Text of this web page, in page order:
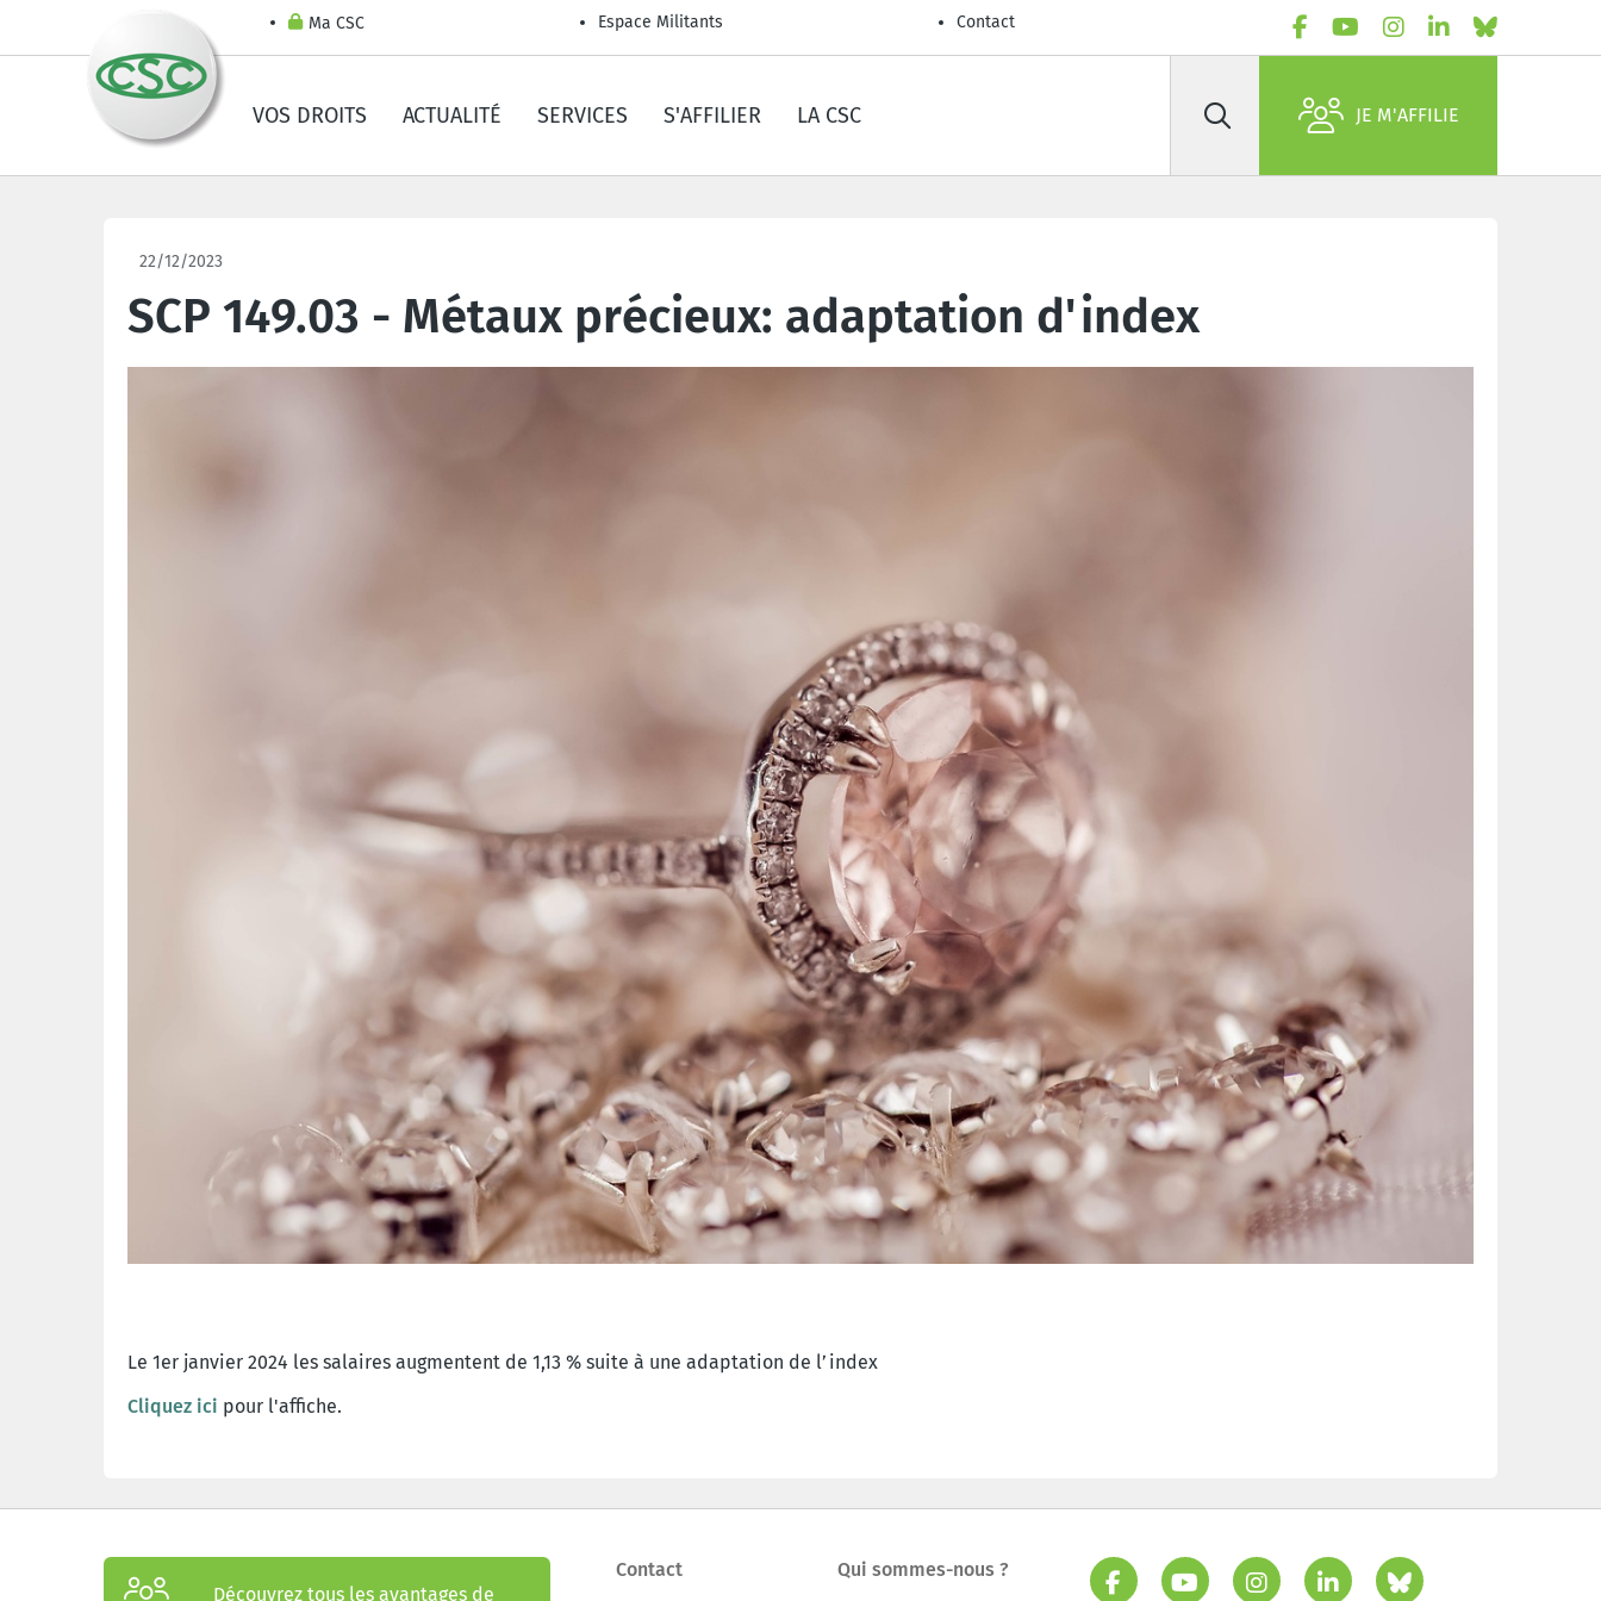
Ma CSC Espace Militants Contact
VOS DROITS ACTUALITÉ SERVICES S'AFFILIER LA CSC Rechercher JE M'AFFILIE
22/12/2023
SCP 149.03 - Métaux précieux: adaptation d'index
Le 1er janvier 2024 les salaires augmentent de 1,13 % suite à une adaptation de l’index
Cliquez ici pour l'affiche.
Découvrez tous les avantages de
Contact Qui sommes-nous ?